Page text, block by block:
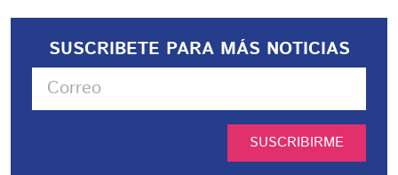
SUSCRIBETE PARA MÁS NOTICIAS
SUSCRIBIRME